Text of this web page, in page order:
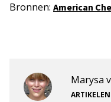
Bronnen: American
Marysa